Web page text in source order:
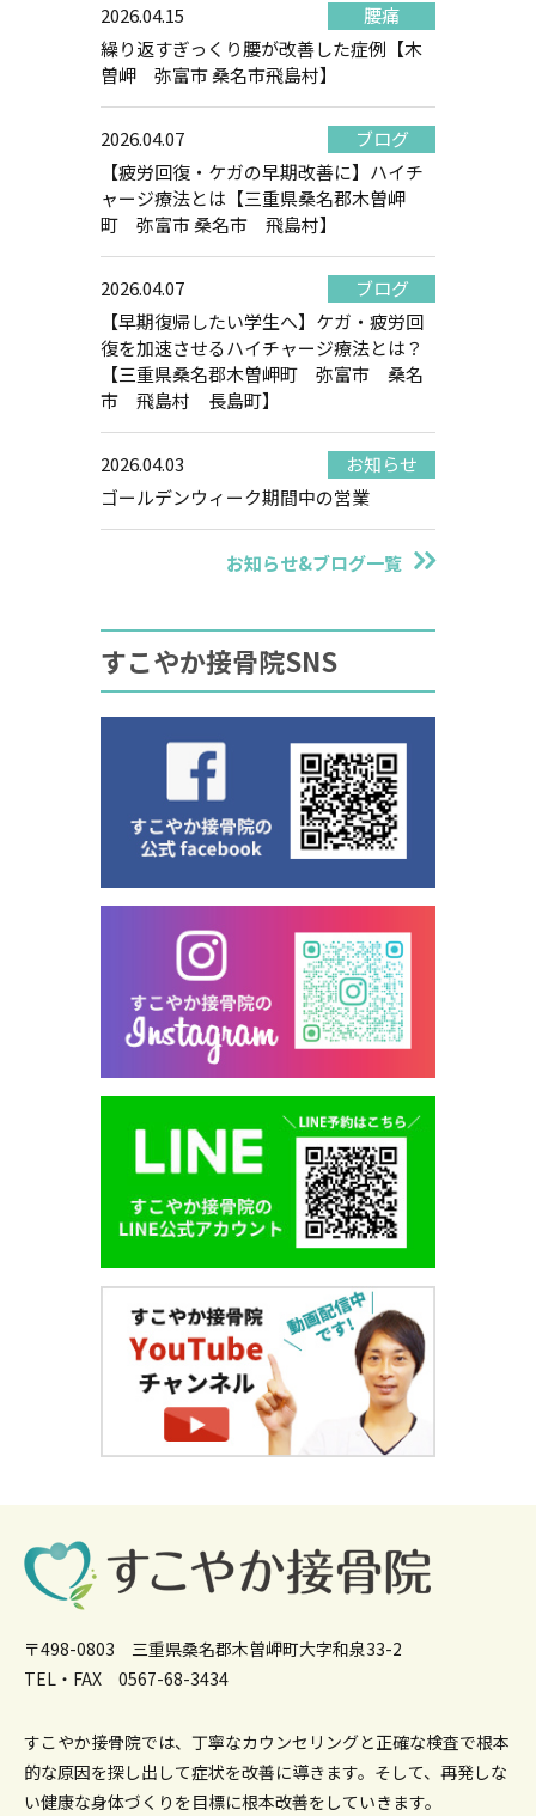
2026.04.15
腰痛
繰り返すぎっくり腰が改善した症例【木
曽岬 弥富市 桑名市飛島村】
2026.04.07
ブログ
【疲労回復・ケガの早期改善に】ハイチ
ャージ療法とは【三重県桑名郡木曽岬
町 弥富市 桑名市 飛島村】
2026.04.07
ブログ
【早期復帰したい学生へ】ケガ・疲労回
復を加速させるハイチャージ療法とは？
【三重県桑名郡木曽岬町 弥富市 桑名
市 飛島村 長島町】
2026.04.03
お知らせ
ゴールデンウィーク期間中の営業
お知らせ&ブログ一覧
すこやか接骨院SNS
〒498-0803 三重県桑名郡木曽岬町大字和泉33-2
TEL・FAX 0567-68-3434
すこやか接骨院では、丁寧なカウンセリングと正確な検査で根本
的な原因を探し出して症状を改善に導きます。そして、再発しな
い健康な身体づくりを目標に根本改善をしていきます。